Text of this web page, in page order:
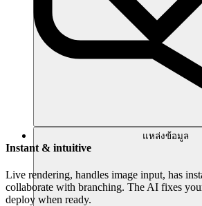
แหล่งข้อมูล
Instant & intuitive
Live rendering, handles image input, has
collaborate with branching. The AI fixes
deploy when ready.